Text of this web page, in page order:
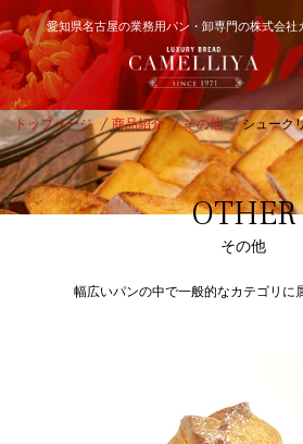
愛知県名古屋の業務用パン・卸専門の株式会社
トップページ 商品紹介 その他 シューク
OTHER
その他
幅広いパンの中で一般的なカテゴリに